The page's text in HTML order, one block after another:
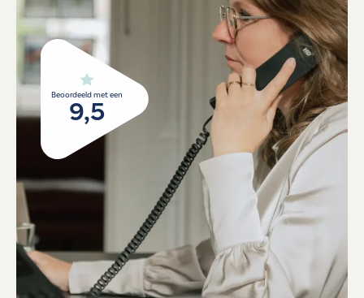
Beoordeeld met een
9,5